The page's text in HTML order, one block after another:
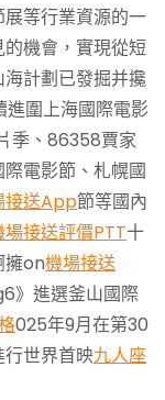
等行業資源的一
機會，實現從短
海計劃已發掘并攙
圍上海國際電影
季、86358賈家
電影節、札幌國
接送App節等國內
場接送評價PTT十
擁on機場接送
》進選釜山國際
025年9月在第30
世界首映九人座